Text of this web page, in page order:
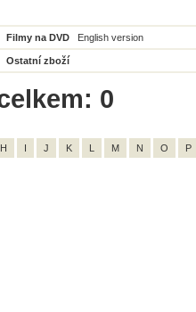
Filmy na DVD English version
Ostatní zboží
0
H I J K L M N O P